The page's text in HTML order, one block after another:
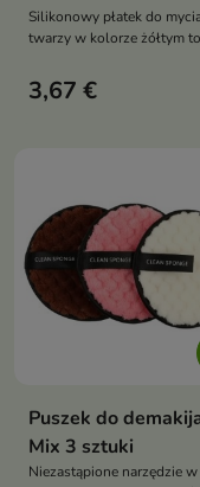
Silikonowy płatek do
twarzy w kolorze żółtym to
codziennej pielęgnacji skóry,
zapewniające delikatne, a
3,67 €
Puszek do
Mix 3 sztuki
Niezastąpione narzędzie w